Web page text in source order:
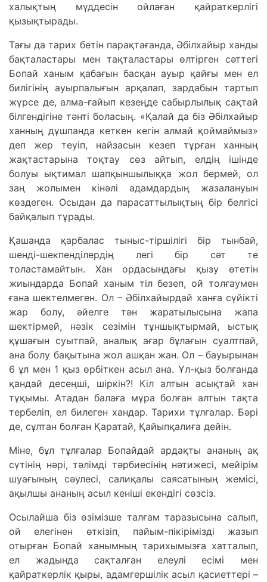
халықтың мүддесін ойлаған қайраткерлігі
қызықтырады.
Тағы да тарих бетін парақтағанда, Әбілхайыр ханды
бақталастары мен тақталастары өлтірген сәттегі
Бопай ханым қабағын басқан ауыр қайғы мен ел
билігінің ауырпалығын арқалап, зардабын тартып
жүрсе де, алма-ғайып кезеңде сабырлылық сақтай
білгендігіне тәнті боласың. «Қалай да біз Әбілхайыр
ханның дұшпанда кеткен кегін алмай қоймаймыз»
деп жер теуіп, найзасын кезеп тұрған ханның
жақтастарына тоқтау сөз айтып, елдің ішінде
болуы ықтимал шапқыншылыққа жол бермей, ол
заң жолымен кінәлі адамдардың жазалануын
көздеген. Осыдан да парасаттылықтың бір белгісі
байқалып тұрады.
Қашанда қарбалас тыныс-тіршілігі бір тынбай,
шенді-шекпенділердің легі бір сәт те
толастамайтын. Хан ордасындағы қызу өтетін
жиындарда Бопай ханым тіл безеп, ой толғаумен
ғана шектелмеген. Ол – Әбілхайырдай ханға сүйікті
жар болу, әйелге тән жаратылысына жапа
шектірмей, нәзік сезімін тұншықтырмай, ыстық
құшағын суытпай, аналық ағар бұлағын суалтпай,
ана болу бақытына жол ашқан жан. Ол – бауырынан
6 ұл мен 1 қыз өрбіткен асыл ана. Ұл-қыз болғанда
қандай десеңші, шіркін?! Кіл алтын асықтай хан
тұқымы. Атадан балаға мұра болған алтын тақта
тербеліп, ел билеген хандар. Тарихи тұлғалар. Бәрі
де, сұлтан болған Қаратай, Қайыпқалиға дейін.
Міне, бұл тұлғалар Бопайдай ардақты ананың ақ
сүтінің нәрі, тәлімді тәрбиесінің нәтижесі, мейірім
шуағының сәулесі, салиқалы саясатының жемісі,
ақылшы ананың асыл кеніші екендігі сөзсіз.
Осылайша біз өзімізше талғам таразысына салып,
ой елегінен өткізіп, пайым-пікірімізді жазып
отырған Бопай ханымның тарихымызға хатталып,
ел жадында сақталған елеулі есімі мен
қайраткерлік қыры, адамгершілік асыл қасиеттері –